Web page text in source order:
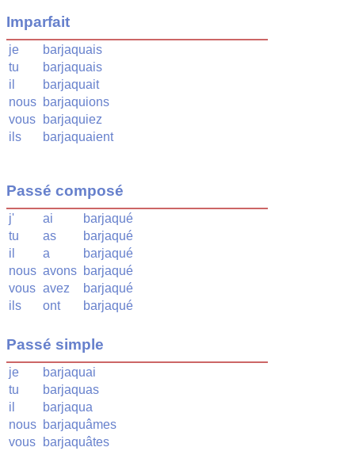
Imparfait
je
barjaquais
tu
barjaquais
il
barjaquait
nous barjaquions
vous
barjaquiez
ils
barjaquaient
Passé composé
j' ai
barjaqué
tu
as
barjaqué
il
a
barjaqué
nous avons barjaqué
vous avez
barjaqué
ils
ont barjaqué
Passé simple
je
barjaquai
tu
barjaquas
il
barjaqua
nous barjaquâmes
vous
barjaquâtes